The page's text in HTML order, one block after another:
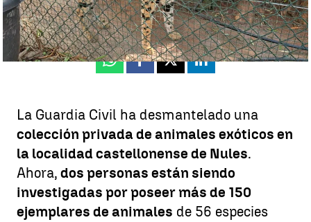
Emma Tomás
Publicado:26 de agosto de 2025, 12:05
WhatsappFacebook
X Linkedin
La Guardia Civil ha desmantelado una
colección privada de animales exóticos en
la localidad castellonense de Nules.
Ahora, dos personas están siendo
investigadas por poseer más de 150
ejemplares de animales de 56 especies